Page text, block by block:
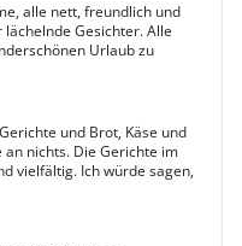
alle nett, freundlich und
Gesichter. Alle
Urlaub zu
und Brot, Käse und
an nichts. Die Gerichte im
vielfältig. Ich würde sagen,